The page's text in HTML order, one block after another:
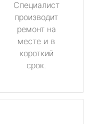
Специалист
производит
ремонт на
месте и в
короткий
срок.